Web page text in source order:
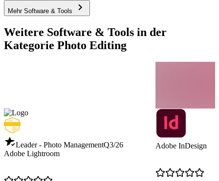
Mehr Software & Tools
Weitere Software & Tools in der
Kategorie Photo Editing
Leader - Photo ManagementQ3/26
Adobe Lightroom
Adobe InDesign